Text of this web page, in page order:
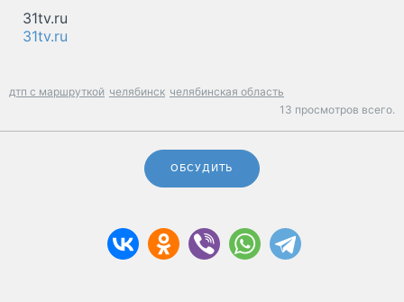
31tv.ru
31tv.ru
дтп с маршруткой челябинск челябинская область
13 просмотров всего.
ОБСУДИТЬ